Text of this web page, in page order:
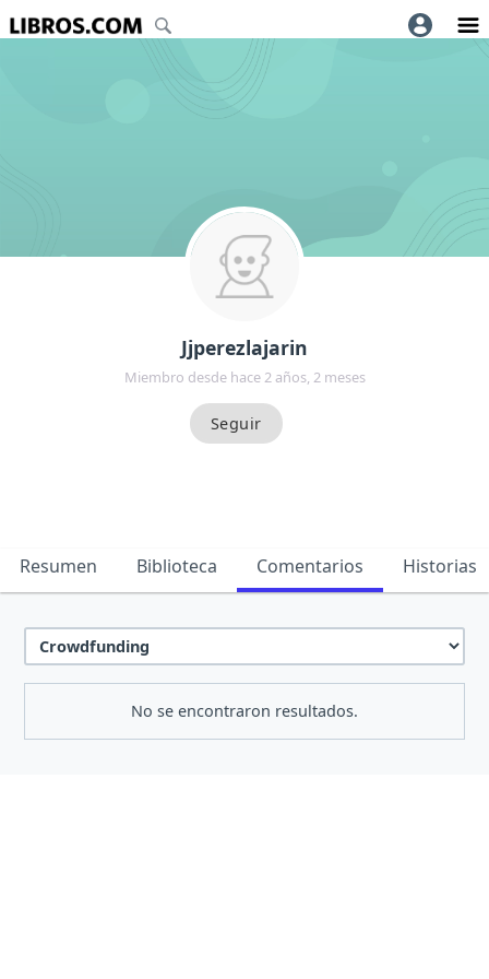
Jjperezlajarin
Miembro desde hace 2 años, 2 meses
Resumen Biblioteca Comentarios Historias
No se encontraron resultados.